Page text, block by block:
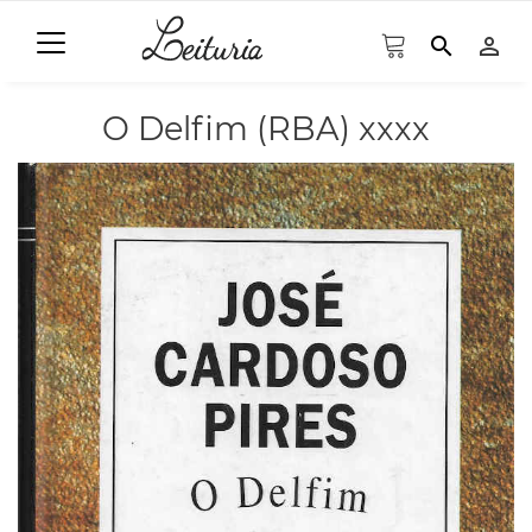
search person_outline
O Delfim (RBA) xxxx